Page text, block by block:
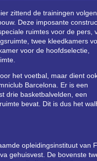
zittend de trainingen
Deze imposante
ruimtes voor de pers,
twee kleedkamers
voor de hoofdselectie,
het voetbal, maar dient
Barcelona. Er is een
drie basketbalvelden, een
bevat. Dit is dus het
opleidingsinstituut van
gehuisvest. De bovenste